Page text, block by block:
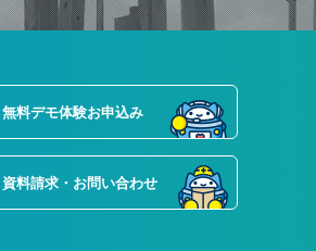
無料デモ体験お申込み
資料請求・お問い合わせ